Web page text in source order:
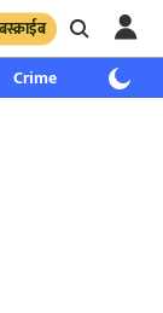
Crime साप्ताहिक